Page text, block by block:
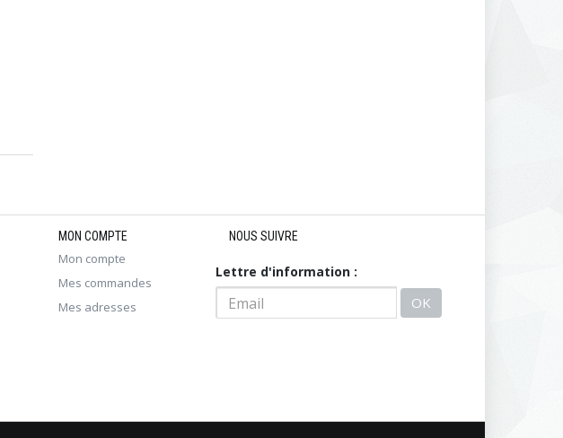
MON COMPTE
Mon compte
Mes commandes
Mes adresses
NOUS SUIVRE
Lettre d'information :
OK